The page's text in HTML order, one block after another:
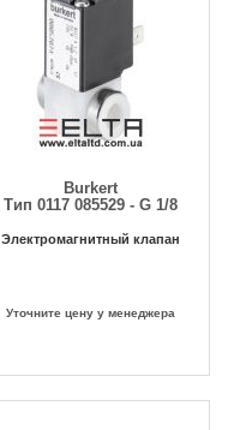
Burkert
Тип 0117 085529 - G 1/8
Электромагнитный клапан
Уточните цену у менеджера